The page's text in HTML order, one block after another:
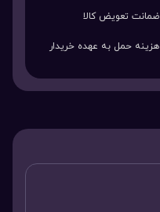
ضمانت تعویض کالا
هزینه حمل به عهده خریدار